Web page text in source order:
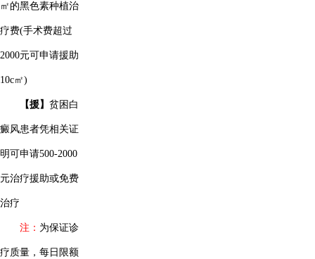
㎡的黑色素种植治
疗费(手术费超过
2000元可申请援助
10c㎡)
【援】 贫困白
癜风患者凭相关证
明可申请500-2000
元治疗援助或免费
治疗
注： 为保证诊
疗质量，每日限额